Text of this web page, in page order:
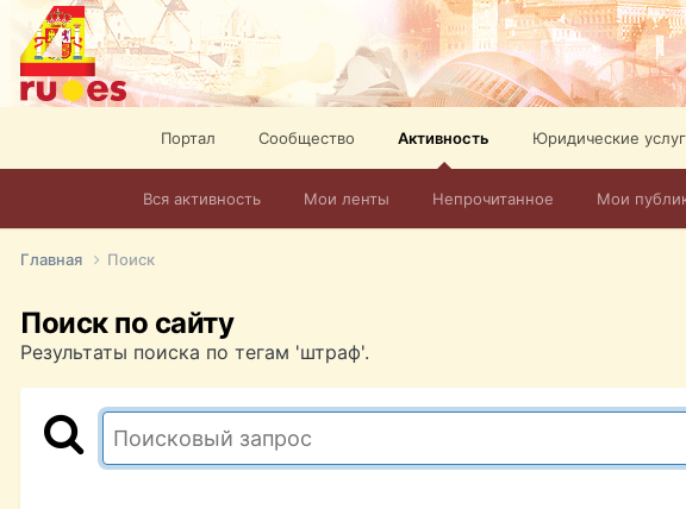
Портал Сообщество Активность
Вся активность Мои ленты Непрочитанное Мои
Юридические
Главная Поиск
Поиск по сайту
Результаты поиска по тегам 'штраф'.